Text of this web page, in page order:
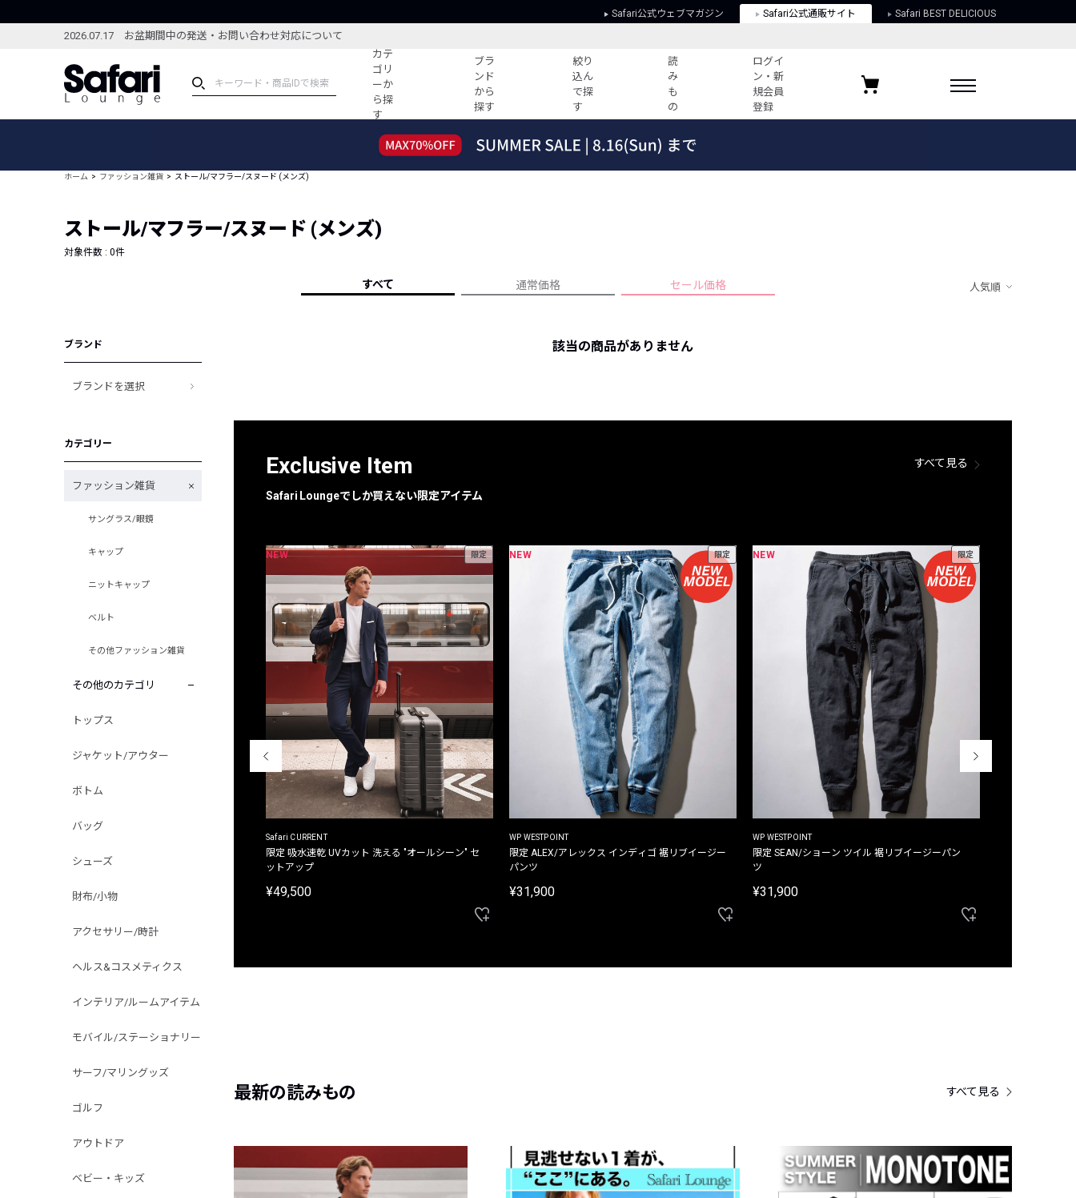
Safari公式ウェブマガジン Safari公式通販サイト Safari BEST DELICIOUS
2026.07.17 お盆期間中の発送・お問い合わせ対応について
カテ
ゴリ
ーか
ら探
す
ブラ
ンド
から
探す
絞り
込ん
で探
す
読
み
も
の
ログイ
ン・新
規会員
登録
ブランドから探す
新着アイテム
編集部のおすすめアイテム
特集記事
コーディネート
すべての記事
人気記事ランキング
フォーカスブランド
プライバシーポリシー
お気に入りブランド
ホーム ファッション雑貨 ストール/マフラー/スヌード (メンズ)
ストール/マフラー/スヌード (メンズ)
対象件数 : 0件
すべて 通常価格 セール価格 人気順
ブランド
ブランドを選択
カテゴリー
ファッション雑貨
サングラス/眼鏡
キャップ
ニットキャップ
ベルト
その他ファッション雑貨
その他のカテゴリ
トップス
ジャケット/アウター
ボトム
バッグ
シューズ
財布/小物
アクセサリー/時計
ヘルス&コスメティクス
インテリア/ルームアイテム
モバイル/ステーショナリー
サーフ/マリングッズ
ゴルフ
アウトドア
ベビー・キッズ
該当の商品がありません
Exclusive Item
Safari Loungeでしか買えない限定アイテム
すべて見る
NEW 限定
Safari CURRENT
限定 吸水速乾 UVカット 洗える "オールシーン" セ
ットアップ
¥49,500
NEW 限定
WP WESTPOINT
限定 ALEX/アレックス インディゴ 裾リブイージー
パンツ
¥31,900
NEW 限定
WP WESTPOINT
限定 SEAN/ショーン ツイル 裾リブイージーパン
ツ
¥31,900
最新の読みもの すべて見る